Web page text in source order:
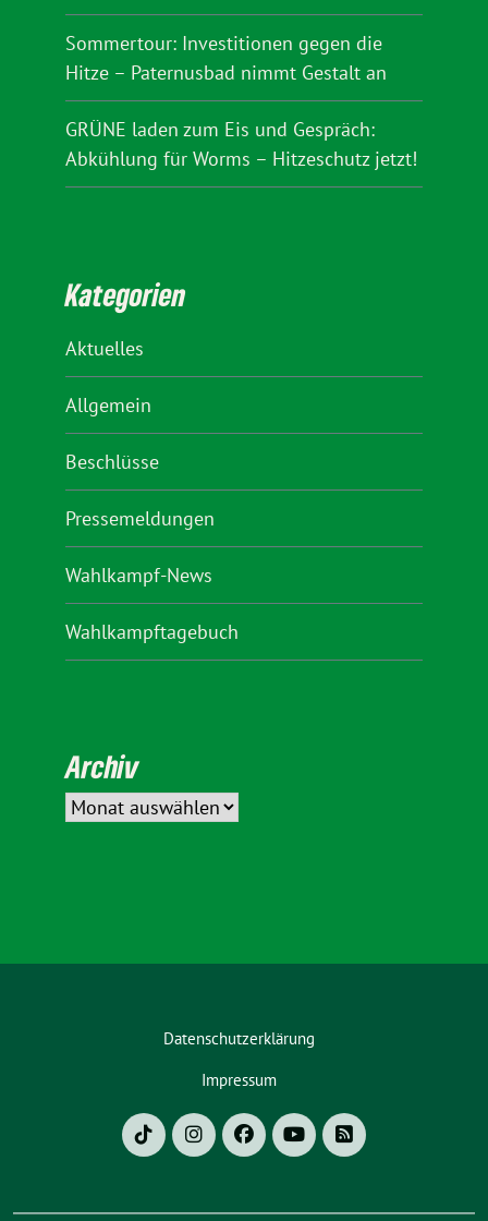
Sommertour: Investitionen gegen die
Hitze – Paternusbad nimmt Gestalt an
GRÜNE laden zum Eis und Gespräch:
Abkühlung für Worms – Hitzeschutz jetzt!
Kategorien
Aktuelles
Allgemein
Beschlüsse
Pressemeldungen
Wahlkampf-News
Wahlkampftagebuch
Archiv
Datenschutzerklärung
Impressum